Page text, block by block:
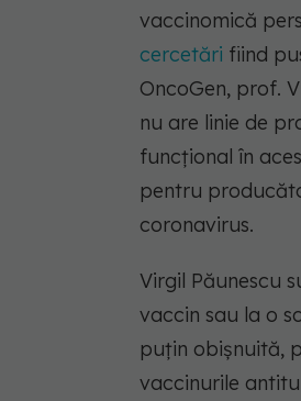
vaccinomică
cercetări fiind
OncoGen, prof.
nu are linie de
funcţional în
pentru
coronavirus.
Virgil Păunescu
vaccin sau la o
puţin obişnuită,
vaccinurile